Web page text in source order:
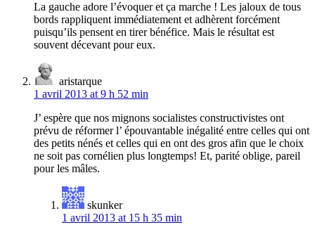
La gauche adore l’évoquer et ça marche ! Les jaloux de tous
bords rappliquent immédiatement et adhèrent forcément
puisqu’ils pensent en tirer bénéfice. Mais le résultat est
souvent décevant pour eux.
aristarque
1 avril 2013 at 9 h 52 min
J’ espère que nos mignons socialistes constructivistes ont
prévu de réformer l’ épouvantable inégalité entre celles qui ont
des petits nénés et celles qui en ont des gros afin que le choix
ne soit pas cornélien plus longtemps! Et, parité oblige, pareil
pour les mâles.
skunker
1 avril 2013 at 15 h 35 min